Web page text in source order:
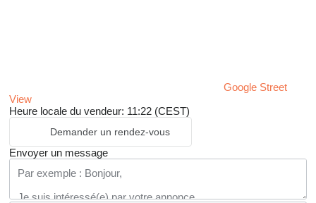
Google Street
View
Heure locale du vendeur: 11:22 (CEST)
Demander un rendez-vous
Envoyer un message